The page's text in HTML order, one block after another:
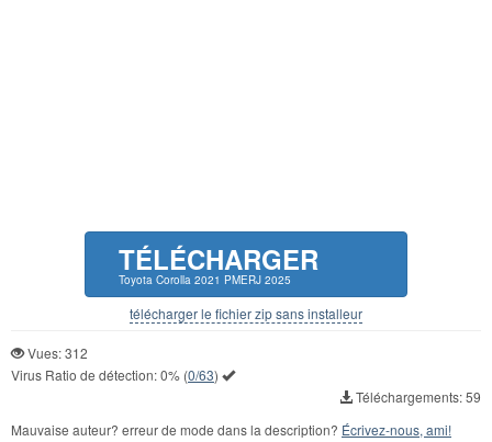
TÉLÉCHARGER
Toyota Corolla 2021 PMERJ 2025
télécharger le fichier zip sans installeur
Vues: 312
Virus Ratio de détection:0% (0/63)
Téléchargements: 59
Mauvaise auteur? erreur de mode dans la description? Écrivez-nous, ami!